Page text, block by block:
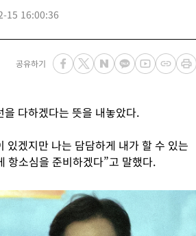
15 16:00:36
공유하기
다하겠다는 뜻을 내놓았다.
있겠지만 나는 담담하게 내가 할 수 있는
항소심을 준비하겠다”고 말했다.